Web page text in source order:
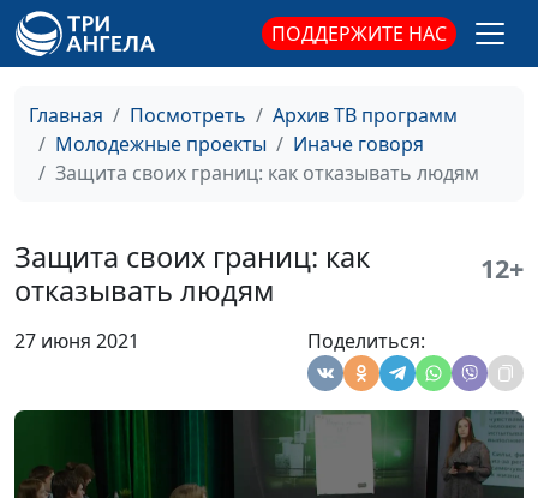
ПОДДЕРЖИТЕ НАС
Главная Посмотреть
Архив ТВ программ
Молодежные проекты
Иначе говоря
Защита своих границ: как отказывать людям
Защита своих границ: как
отказывать людям
12+
27 июня 2021 Поделиться:
Грошев, Милена
Закаменных, Екатерина
Мурыгин, Илья
Шерстнев, Павел Булатов
Как найти свое
Мария Мараханова,
Булатова, Вячеслав
Грошев, Милена
Ворожцова, Степан
Мурыгин, Илья
Шерстнев, Павел Булатов
#223
Межличностные
контакты, или Как
Мария Мараханова,
психолог, Константин
#222